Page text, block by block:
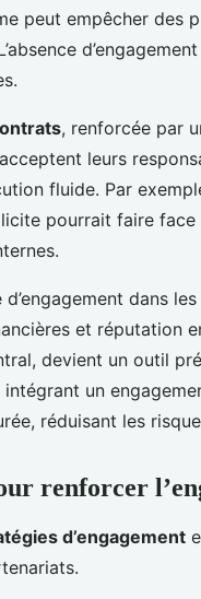
peut empêcher des
, renforcée par
leurs
fluide. Par
pourrait faire
d’engagement dans
et réputation
devient un outil
intégrant un
réduisant les
renforcer
d’engagement